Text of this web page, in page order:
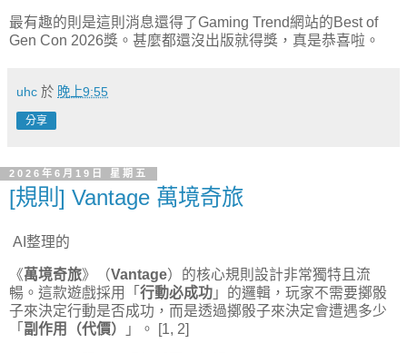
最有趣的則是這則消息還得了Gaming Trend網站的Best of
Gen Con 2026獎。甚麼都還沒出版就得獎，真是恭喜啦。
uhc 於 晚上9:55
分享
2026年6月19日 星期五
[規則] Vantage 萬境奇旅
AI整理的
《萬境奇旅》（Vantage）的核心規則設計非常獨特且流
暢。這款遊戲採用「 行動必成功 」的邏輯，玩家不需要擲骰
子來決定行動是否成功，而是透過擲骰子來決定會遭遇多少
「 副作用（代價） 」。 [1, 2]